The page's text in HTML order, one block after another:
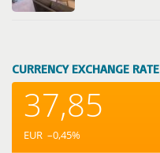
CURRENCY EXCHANGE RATE
37,85
EUR –0,45%